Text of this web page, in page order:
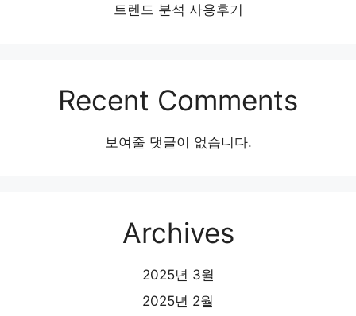
트렌드 분석 사용후기
Recent Comments
보여줄 댓글이 없습니다.
Archives
2025년 3월
2025년 2월